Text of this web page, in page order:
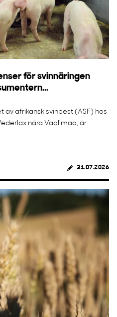
för svinnäringen
afrikansk svinpest (ASF) hos
nära Vaalimaa, är
31.07.2026